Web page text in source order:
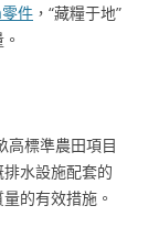
件 ，“藏糧于地”
高標準農田項目
水設施配套的
的有效措施。